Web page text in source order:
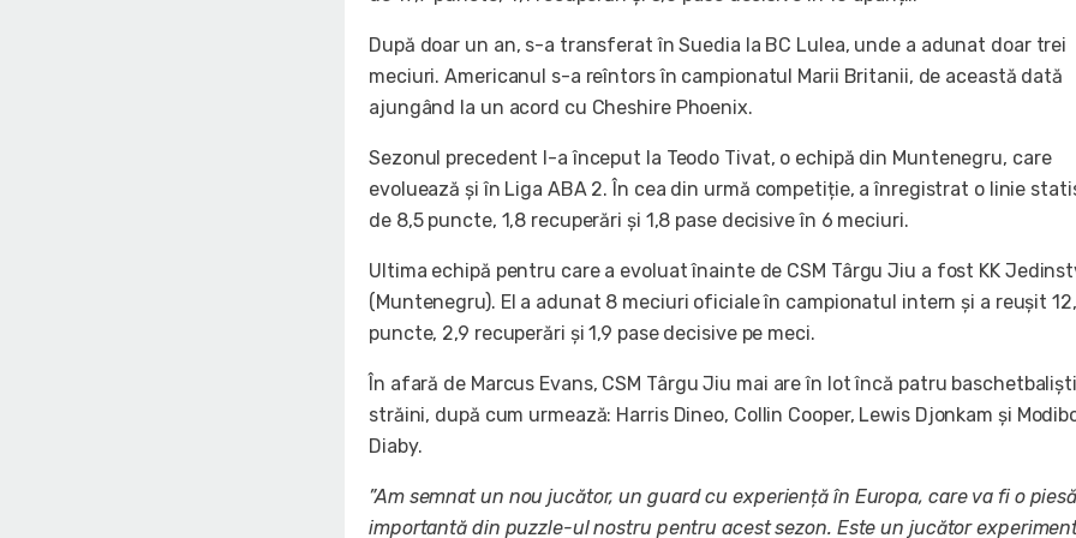
După doar un an, s-a transferat în Suedia la BC Lulea, unde a adunat doar trei
meciuri. Americanul s-a reîntors în campionatul Marii Britanii, de această dată
ajungând la un acord cu Cheshire Phoenix.
Sezonul precedent l-a început la Teodo Tivat, o echipă din Muntenegru, care
evoluează și în Liga ABA 2. În cea din urmă competiție, a înregistrat o linie
de 8,5 puncte, 1,8 recuperări și 1,8 pase decisive în 6 meciuri.
Ultima echipă pentru care a evoluat înainte de CSM Târgu Jiu a fost KK
(Muntenegru). El a adunat 8 meciuri oficiale în campionatul intern și a reușit
puncte, 2,9 recuperări și 1,9 pase decisive pe meci.
În afară de Marcus Evans, CSM Târgu Jiu mai are în lot încă patru baschetbaliști
străini, după cum urmează: Harris Dineo, Collin Cooper, Lewis Djonkam și
Diaby.
”Am semnat un nou jucător, un guard cu experiență în Europa, care va fi o piesă
importantă din puzzle-ul nostru pentru acest sezon. Este un jucător